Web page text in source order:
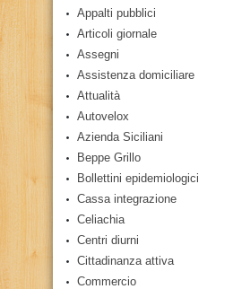
Appalti pubblici
Articoli giornale
Assegni
Assistenza domiciliare
Attualità
Autovelox
Azienda Siciliani
Beppe Grillo
Bollettini epidemiologici
Cassa integrazione
Celiachia
Centri diurni
Cittadinanza attiva
Commercio